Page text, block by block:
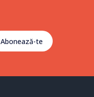
Abonează-te